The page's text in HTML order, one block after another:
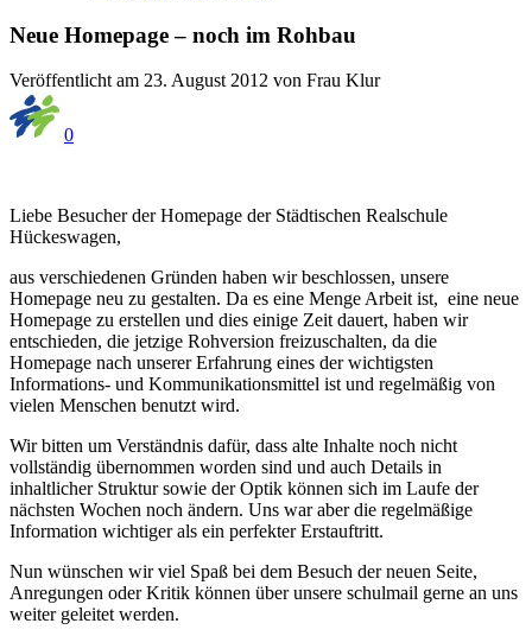
Neue Homepage – noch im Rohbau
Veröffentlicht am 23. August 2012 von Frau Klur
0
Liebe Besucher der Homepage der Städtischen Realschule
Hückeswagen,
aus verschiedenen Gründen haben wir beschlossen, unsere
Homepage neu zu gestalten. Da es eine Menge Arbeit ist, eine neue
Homepage zu erstellen und dies einige Zeit dauert, haben wir
entschieden, die jetzige Rohversion freizuschalten, da die
Homepage nach unserer Erfahrung eines der wichtigsten
Informations- und Kommunikationsmittel ist und regelmäßig von
vielen Menschen benutzt wird.
Wir bitten um Verständnis dafür, dass alte Inhalte noch nicht
vollständig übernommen worden sind und auch Details in
inhaltlicher Struktur sowie der Optik können sich im Laufe der
nächsten Wochen noch ändern. Uns war aber die regelmäßige
Information wichtiger als ein perfekter Erstauftritt.
Nun wünschen wir viel Spaß bei dem Besuch der neuen Seite,
Anregungen oder Kritik können über unsere schulmail gerne an uns
weiter geleitet werden.